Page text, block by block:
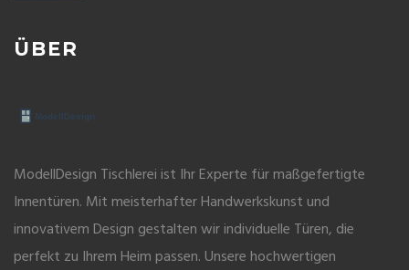
ÜBER
ModellDesign Tischlerei ist Ihr Experte für maßgefertigte
Innentüren. Mit meisterhafter Handwerkskunst und
innovativem Design gestalten wir individuelle Türen, die
perfekt zu Ihrem Heim passen. Unsere hochwertigen